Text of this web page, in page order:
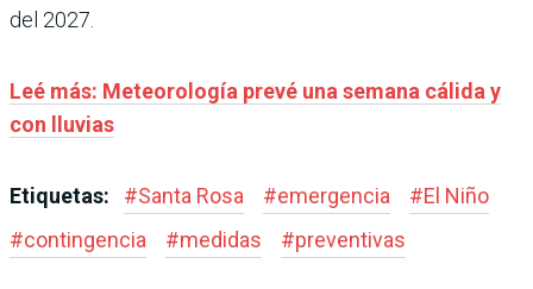
del 2027.
Leé más: Meteorología prevé una semana cálida y
con lluvias
Etiquetas: #Santa Rosa #emergencia #El Niño
#contingencia #medidas #preventivas